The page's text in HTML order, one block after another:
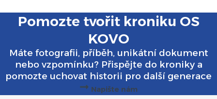
Pomozte tvořit kroniku OS
KOVO
Máte fotografii, příběh, unikátní dokument
nebo vzpomínku? Přispějte do kroniky a
pomozte uchovat historii pro další generace
Napište nám